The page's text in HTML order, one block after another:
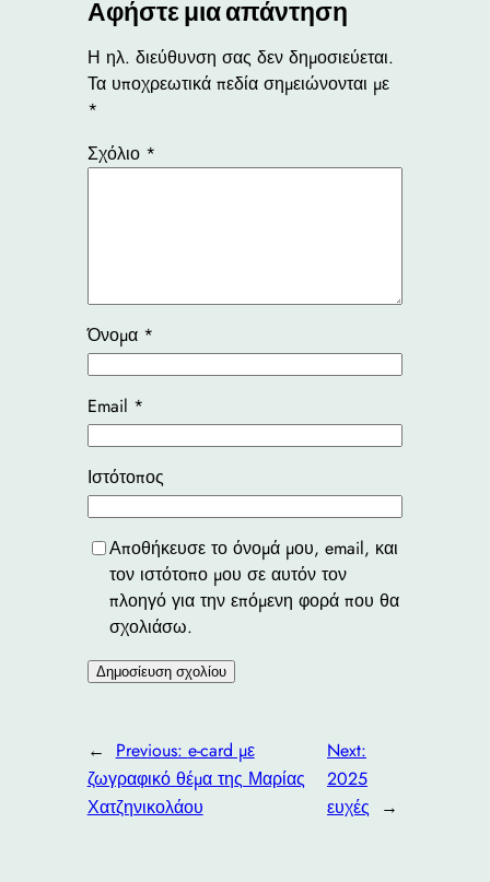
Αφήστε μια απάντηση
Η ηλ. διεύθυνση σας δεν δημοσιεύεται.
Τα υποχρεωτικά πεδία σημειώνονται με
*
Σχόλιο *
Όνομα *
Email *
Ιστότοπος
Αποθήκευσε το όνομά μου, email, και
τον ιστότοπο μου σε αυτόν τον
πλοηγό για την επόμενη φορά που θα
σχολιάσω.
← Previous: e-card με
ζωγραφικό θέμα της Μαρίας
Χατζηνικολάου
Next:
2025
ευχές
→